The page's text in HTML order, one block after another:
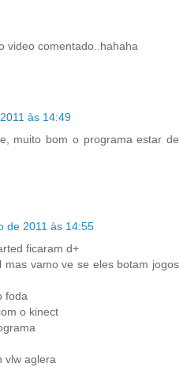
video comentado..hahaha
às 14:49
muito bom o programa estar de
de 2011 às 14:55
ficaram d+
mas vamo ve se eles botam jogos
foda
o kinect
vlw aglera